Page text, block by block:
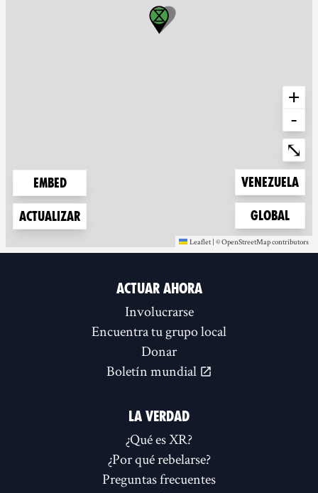
Embed
Actualizar
+
-
⤡
Zoom to
Venezuela
Zoom to
Global
Leaflet | ©OpenStreetMap
(new window) contributors
(new window)
ACTUAR AHORA
Involucrarse
Encuentra tu grupo local
Donar
Boletín mundial
LA VERDAD
¿Qué es XR?
¿Por qué rebelarse?
Preguntas frecuentes